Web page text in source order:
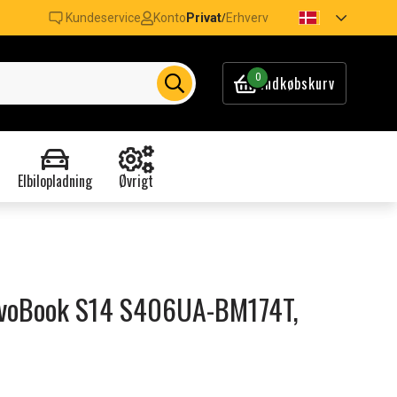
Kundeservice Konto Privat/Erhverv
0Indkøbskurv
Elbilopladning Øvrigt
S14 S406UA-BM174T,